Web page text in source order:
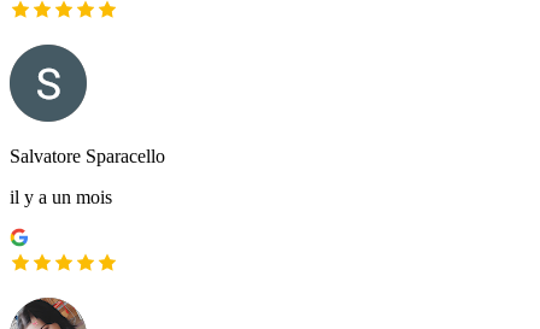
Salvatore Sparacello
il y a un mois